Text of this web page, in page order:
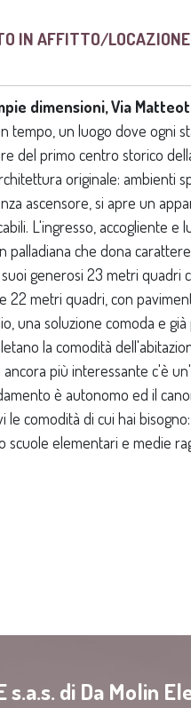
IN AFFITTO/
dimensioni, Via
tempo, un luogo dove ogni
del primo centro storico
originale: ambienti
ascensore, si apre un
L'ingresso, accogliente
palladiana che dona
generosi 23 metri quadri
22 metri quadri, con
una soluzione comoda e
la comodità
più interessante c'è
è autonomo ed il
comodità di cui hai
scuole elementari e medie
s.a.s. di Da Molin